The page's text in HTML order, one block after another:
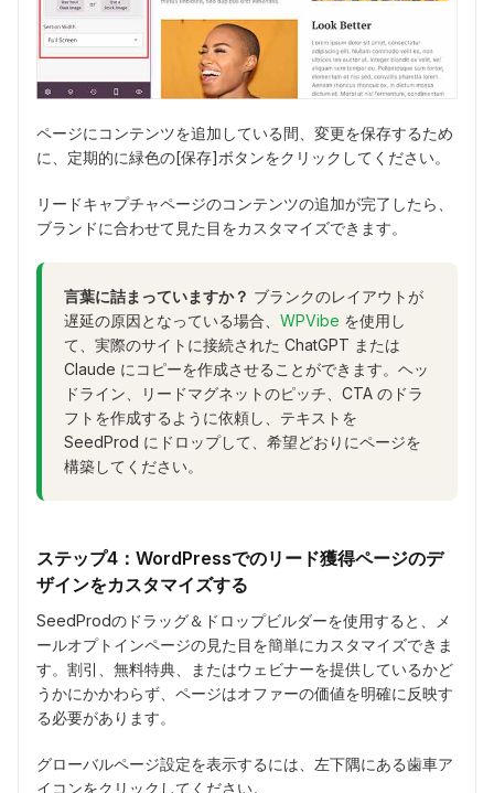
ページにコンテンツを追加している間、変更を保存するため
に、定期的に緑色の[保存]ボタンをクリックしてください。
リードキャプチャページのコンテンツの追加が完了したら、
ブランドに合わせて見た目をカスタマイズできます。
言葉に詰まっていますか？ ブランクのレイアウトが
遅延の原因となっている場合、 WPVibe を使用し
て、実際のサイトに接続された ChatGPT または
Claude にコピーを作成させることができます。ヘッ
ドライン、リードマグネットのピッチ、CTA のドラ
フトを作成するように依頼し、テキストを
SeedProd にドロップして、希望どおりにページを
構築してください。
ステップ4：WordPressでのリード獲得ページのデ
ザインをカスタマイズする
SeedProdのドラッグ＆ドロップビルダーを使用すると、メ
ールオプトインページの見た目を簡単にカスタマイズできま
す。割引、無料特典、またはウェビナーを提供しているかど
うかにかかわらず、ページはオファーの価値を明確に反映す
る必要があります。
グローバルページ設定を表示するには、左下隅にある歯車ア
イコンをクリックしてください。